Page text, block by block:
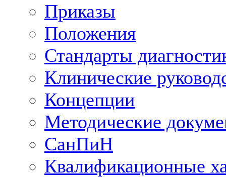
Приказы
Положения
Стандарты
Клинические
Концепции
Методические
СанПиН
Квалификационные